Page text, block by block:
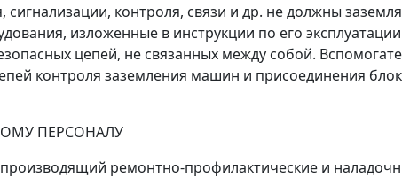
контроля, связи и др. не должны
изложенные в инструкции по его
цепей, не связанных между собой.
контроля заземления машин и присоединения
ПЕРСОНАЛУ
ремонтно-профилактические и